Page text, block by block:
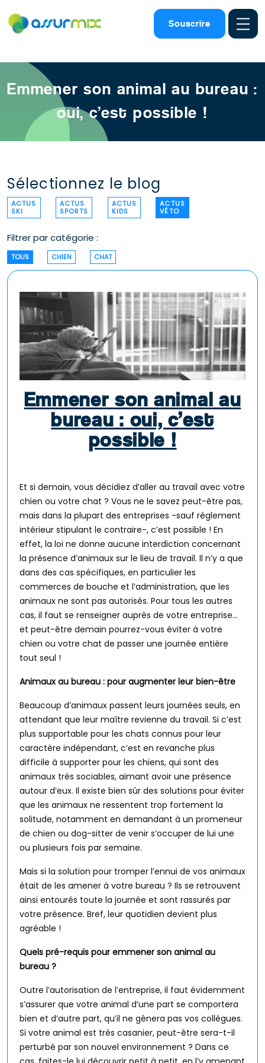
Souscrire
Assurance animaux Actualites chien chat Chien bureau travail
Emmener son animal au bureau :
oui, c’est possible !
Sélectionnez le blog
ACTUS
SKI
ACTUS
SPORTS
ACTUS
KIDS
ACTUS
VÉTO
Filtrer par catégorie :
TOUS CHIEN CHAT
Emmener son animal au
bureau : oui, c’est
possible !
Et si demain, vous décidiez d’aller au travail avec votre
chien ou votre chat ? Vous ne le savez peut-être pas,
mais dans la plupart des entreprises -sauf règlement
intérieur stipulant le contraire-, c’est possible ! En
effet, la loi ne donne aucune interdiction concernant
la présence d’animaux sur le lieu de travail. Il n’y a que
dans des cas spécifiques, en particulier les
commerces de bouche et l’administration, que les
animaux ne sont pas autorisés. Pour tous les autres
cas, il faut se renseigner auprès de votre entreprise…
et peut-être demain pourrez-vous éviter à votre
chien ou votre chat de passer une journée entière
tout seul !
Animaux au bureau : pour augmenter leur bien-être
Beaucoup d’animaux passent leurs journées seuls, en
attendant que leur maître revienne du travail. Si c’est
plus supportable pour les chats connus pour leur
caractère indépendant, c’est en revanche plus
difficile à supporter pour les chiens, qui sont des
animaux très sociables, aimant avoir une présence
autour d’eux. Il existe bien sûr des solutions pour éviter
que les animaux ne ressentent trop fortement la
solitude, notamment en demandant à un promeneur
de chien ou dog-sitter de venir s’occuper de lui une
ou plusieurs fois par semaine.
Mais si la solution pour tromper l’ennui de vos animaux
était de les amener à votre bureau ? Ils se retrouvent
ainsi entourés toute la journée et sont rassurés par
votre présence. Bref, leur quotidien devient plus
agréable !
Quels pré-requis pour emmener son animal au
bureau ?
Outre l’autorisation de l’entreprise, il faut évidemment
s’assurer que votre animal d’une part se comportera
bien et d’autre part, qu’il ne gênera pas vos collègues.
Si votre animal est très casanier, peut-être sera-t-il
perturbé par son nouvel environnement ? Dans ce